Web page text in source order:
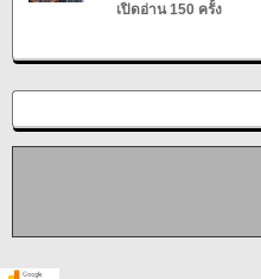
เปิดอ่าน 150 ครั้ง